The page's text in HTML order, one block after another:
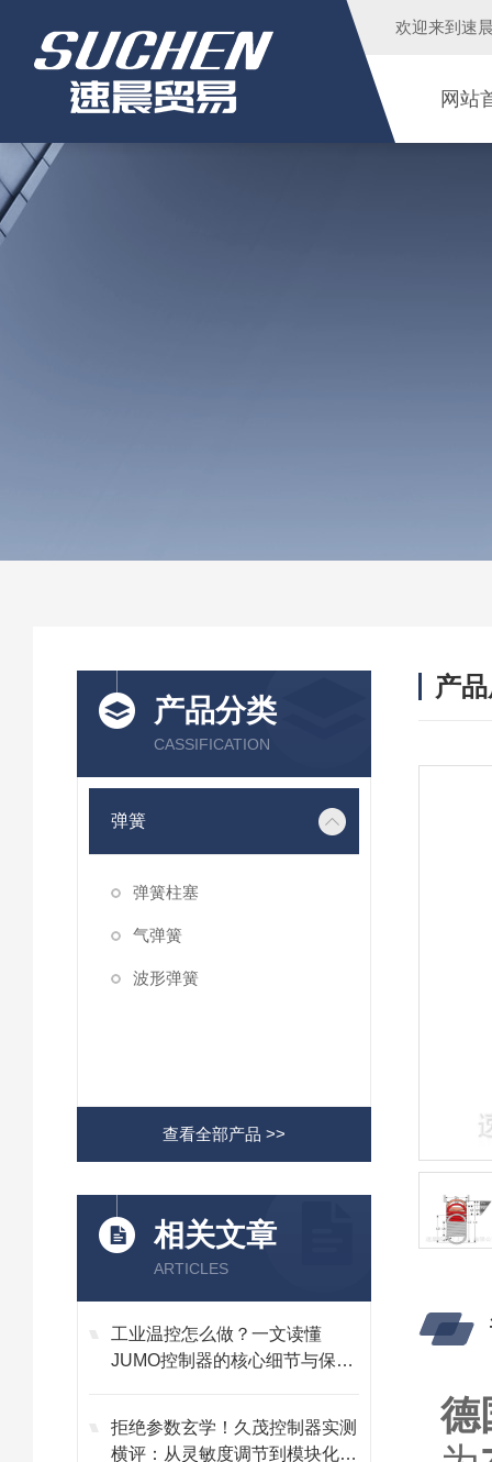
欢迎来到 速
网站
产品分类
CASSIFICATION
弹簧
弹簧柱塞
气弹簧
波形弹簧
查看全部产品 >>
相关文章
ARTICLES
工业温控怎么做？一文读懂
JUMO控制器的核心细节与保养
拒绝参数玄学！久茂控制器实测
横评：从灵敏度调节到模块化维
产
德